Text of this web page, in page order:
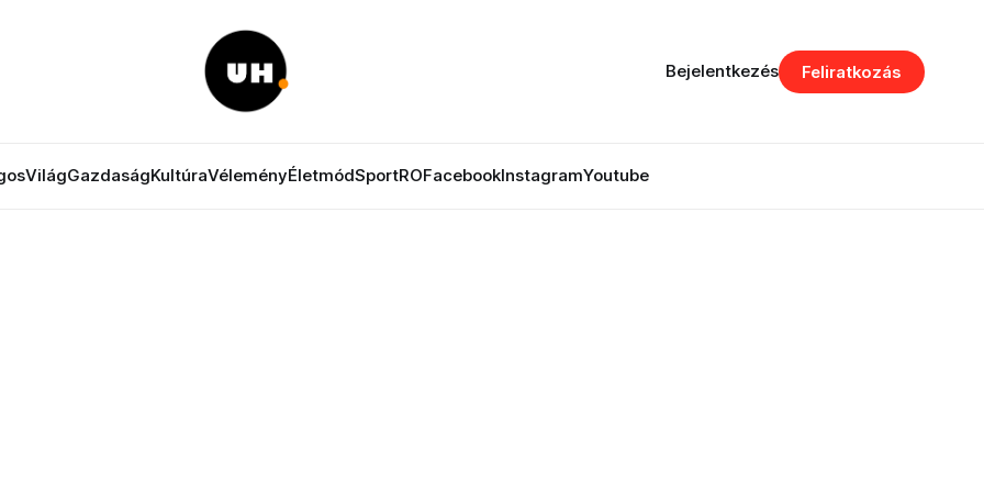
VilágGazdaságKultúraVéleményÉletmódSportROFacebookInstagramYoutube
Bejelentkezés Feliratkozás